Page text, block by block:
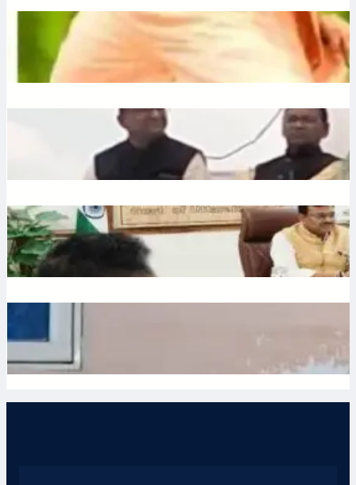
Plantation: यूपी में 12 जुलाई को लगेंगे 35 करोड़ पौधे, CM योगी करेंगे
अभियान की शुरुआत
Ronit Sharma
Liquor: छत्तीसगढ़ में बीजेपी विधायक शकुंतला पोर्ते का शराबबंदी पर बड़ा
बयान, वीडियो वायरल
Water: उत्तराखंड में भूजल संरक्षण पर जोर, मुख्य सचिव ने दिए सख्त निर्देश
July 10, 2026 Ronit Sharma
July 9, 2026